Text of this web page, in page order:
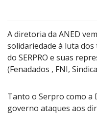
A diretoria da ANED
solidariedade à luta
do SERPRO e suas
(Fenadados , FNI,
Tanto o Serpro como a
governo ataques aos